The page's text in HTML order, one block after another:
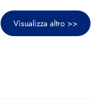
Visualizza altro >>